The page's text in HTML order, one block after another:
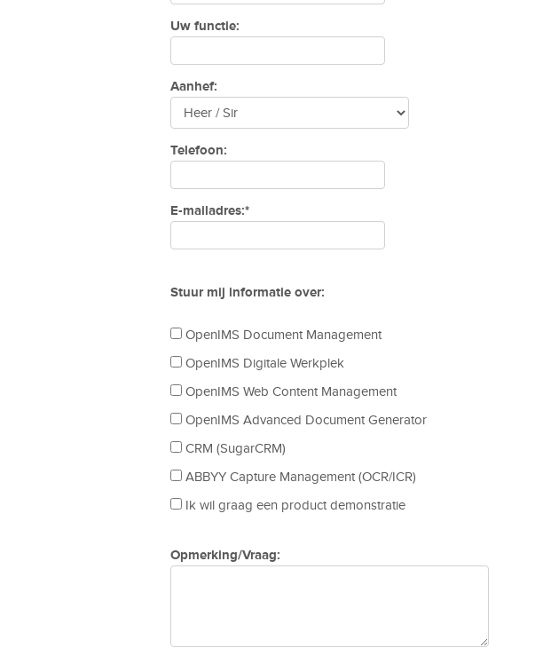
Uw functie:
Aanhef:
Telefoon:
E-mailadres:*
Stuur mij informatie over:
OpenIMS Document Management
OpenIMS Digitale Werkplek
OpenIMS Web Content Management
OpenIMS Advanced Document Generator
CRM (SugarCRM)
ABBYY Capture Management (OCR/ICR)
Ik wil graag een product demonstratie
Opmerking/Vraag: